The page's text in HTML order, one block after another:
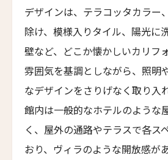
ザ・プリンシパル・マドリード
The Principal Madrid Hotel
ホテル ウニコ マドリード
Hotel Único Madrid
ホテル・アーバン・マドリード
Hotel Urban Madrid
エル・ホテル
L’Hotel
デザインは、テラコッタカラー
除け、模様入りタイル、陽光に
壁など、どこか懐かしいカリフ
雰囲気を基調としながら、照明
なデザインをさりげなく取り入
館内は一般的なホテルのような
く、屋外の通路やテラスで各ス
おり、ヴィラのような開放感が